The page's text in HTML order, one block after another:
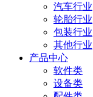
汽车行业
轮胎行业
包装行业
其他行业
产品中心
软件类
设备类